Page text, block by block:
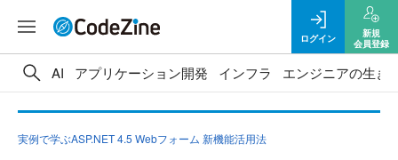
ログイン
新規
会員登録
AI アプリケーション開発 インフラ エンジニアの生き
実例で学ぶASP.NET 4.5 Webフォーム 新機能活用法